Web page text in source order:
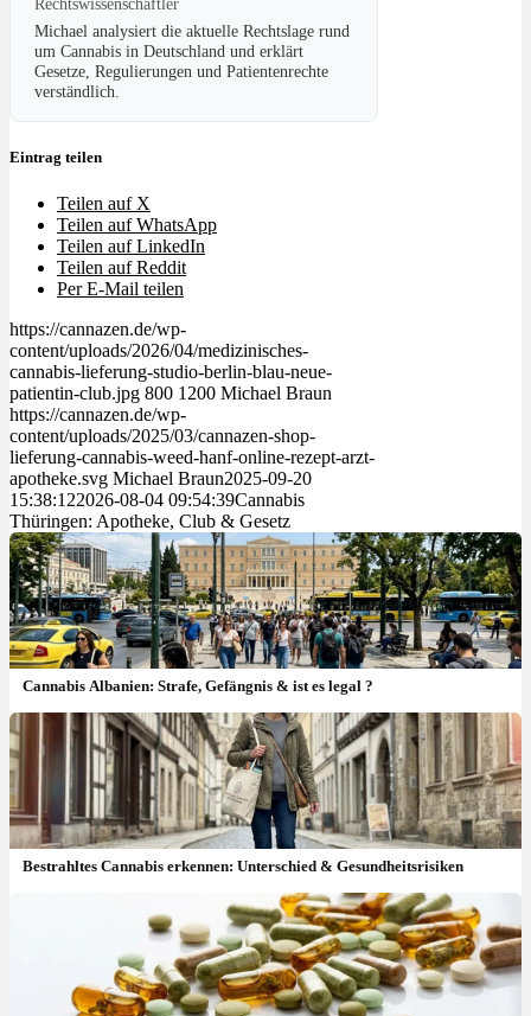
Rechtswissenschaftler
Michael analysiert die aktuelle Rechtslage rund
um Cannabis in Deutschland und erklärt
Gesetze, Regulierungen und Patientenrechte
verständlich.
Eintrag teilen
Teilen auf X
Teilen auf WhatsApp
Teilen auf LinkedIn
Teilen auf Reddit
Per E-Mail teilen
https://cannazen.de/wp-
content/uploads/2026/04/medizinisches-
cannabis-lieferung-studio-berlin-blau-neue-
patientin-club.jpg 800 1200 Michael Braun
https://cannazen.de/wp-
content/uploads/2025/03/cannazen-shop-
lieferung-cannabis-weed-hanf-online-rezept-arzt-
apotheke.svg Michael Braun2025-09-20
15:38:122026-08-04 09:54:39Cannabis
Thüringen: Apotheke, Club & Gesetz
Cannabis Albanien: Strafe, Gefängnis & ist es legal ?
Bestrahltes Cannabis erkennen: Unterschied & Gesundheitsrisiken